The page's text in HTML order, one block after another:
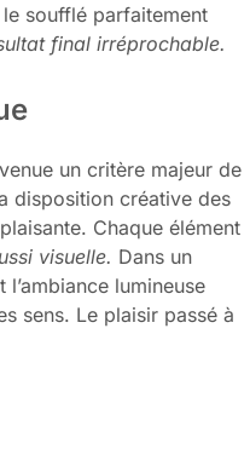
soufflé parfaitement
final irréprochable.
un critère majeur de
disposition créative des
Chaque élément
visuelle. Dans un
lumineuse
sens. Le plaisir passé à